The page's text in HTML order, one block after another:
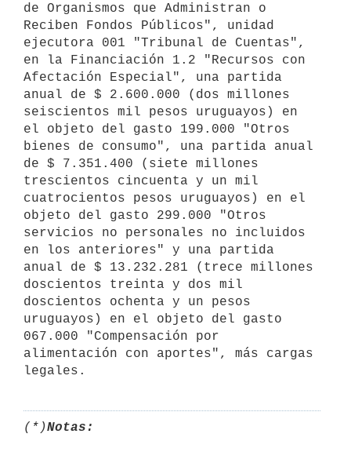
de Organismos que Administran o
Reciben Fondos Públicos", unidad
ejecutora 001 "Tribunal de Cuentas",
en la Financiación 1.2 "Recursos con
Afectación Especial", una partida
anual de $ 2.600.000 (dos millones
seiscientos mil pesos uruguayos) en
el objeto del gasto 199.000 "Otros
bienes de consumo", una partida anual
de $ 7.351.400 (siete millones
trescientos cincuenta y un mil
cuatrocientos pesos uruguayos) en el
objeto del gasto 299.000 "Otros
servicios no personales no incluidos
en los anteriores" y una partida
anual de $ 13.232.281 (trece millones
doscientos treinta y dos mil
doscientos ochenta y un pesos
uruguayos) en el objeto del gasto
067.000 "Compensación por
alimentación con aportes", más cargas
(*)Notas: